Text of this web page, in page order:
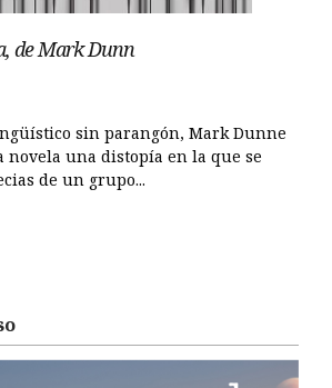
de Mark Dunn
sin parangón, Mark Dunne
novela una distopía en la que se
de un grupo...